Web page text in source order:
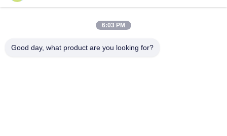
Κοινό ακροφύσιο
ραγών
Κοινή βαλβίδα
Κοινός εγχυτήρας
6:03 PM
Good day, what product are you looking for?